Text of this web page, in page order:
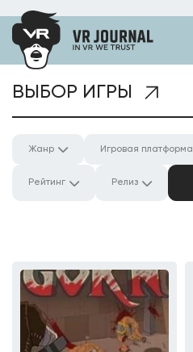
ВЫБОР ИГРЫ
Жанр Игровая платформа
Рейтинг Релиз